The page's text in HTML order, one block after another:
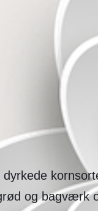
og bagværk